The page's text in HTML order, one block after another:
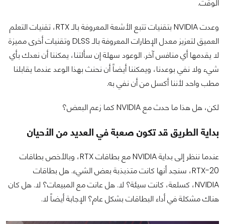
الوقت.
وعدت NVIDIA بتقنيات تتبع الأشعة المعروفة بالـ RTX، تقنيات التعلم
العميق لتعزيز معدل الإطارات المعروفة بالـ DLSS وتقنيات أخرى مميزة
لا يقدمها أي منافس آخر. الوعود سهلة إن سألتنا، يمكننا أن نعدك بأي
شيء ولا نفي بوعدنا، ويمكننا أيضاً أن نحنث بهذا الوعد عندما يقابلنا
مطب واحد لأننا أكسل من أن نفي به.
لكن، هل هذا ما حدث مع NVIDIA كما زعم البعض؟
بداية الطريق قد تكون صعبة في العديد من الأحيان
عندما ننظر إلى بداية NVIDIA مع بطاقات RTX، وبالأخص بطاقات
RTX-20، سنجد أنها كانت متذبذبة بعض الشيء. هل بطاقات
NVIDIA، كسلعة، كانت سيئة؟ لا. هل عانت مع المبيعات؟ لا. هل كان
هناك مشكلة في أداء البطاقات بشكل عام؟ الإجابة أيضاً لا.